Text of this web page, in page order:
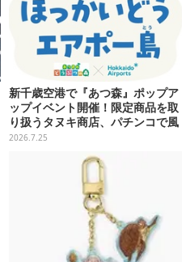
新千歳空港で『あつ森』ポップア
ップイベント開催！限定商品を取
り扱うタヌキ商店、パチンコで風
船を狙う体験ゲームなど
2026.7.25